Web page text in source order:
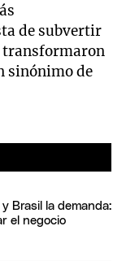
de subvertir
transformaron
sinónimo de
Brasil la demanda:
el negocio